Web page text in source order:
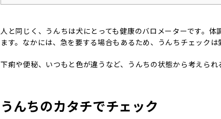
人と同じく、うんちは犬にとっても健康のバロメーターです。
ます。なかには、急を要する場合もあるため、うんちチェックは
下痢や便秘、いつもと色が違うなど、うんちの状態から考えら
うんちのカタチでチェック